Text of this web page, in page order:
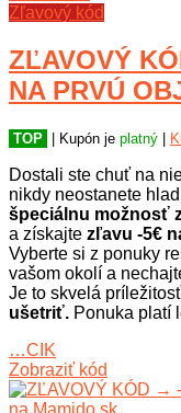
Zľavový kód
ZĽAVOVÝ
NA PRVÚ
TOP | Kupón je platný
Dostali ste chuť na
nikdy neostanete
špeciálnu možnosť
a získajte zľavu -5€
Vyberte si z ponuky
vašom okolí a
Je to skvelá
ušetriť. Ponuka platí
…CIK
Zobraziť kód